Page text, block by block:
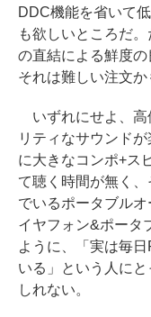
DDC機能を省いて
も欲しいところだ
の直結による鮮度の
それは難しい注文
いずれにせよ、高
リティなサウンド
に大きなコンポ+ス
て聴く時間が無く
でいるポータブル
イヤフォン&ポータ
ように、「実は毎
いる」という人に
しれない。